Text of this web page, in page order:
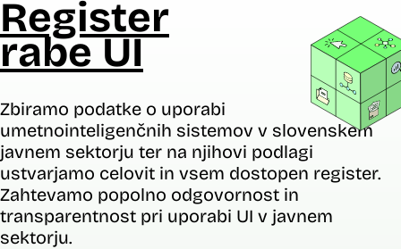
Register
rabe UI
Zbiramo podatke o uporabi
umetnointeligenčnih sistemov v slovenskem
javnem sektorju ter na njihovi podlagi
ustvarjamo celovit in vsem dostopen register.
Zahtevamo popolno odgovornost in
transparentnost pri uporabi UI v javnem
sektorju.